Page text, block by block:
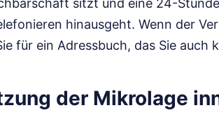
hinausgeht. Wenn der
für ein Adressbuch, das Sie auch
der Mikrolage